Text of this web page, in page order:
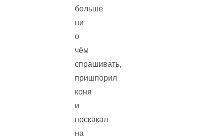
больше
ни
о
чём
спрашивать,
пришпорил
коня
и
поскакал
на